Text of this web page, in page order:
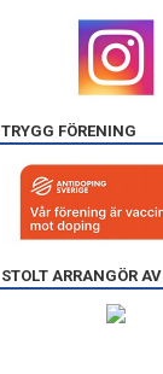
TRYGG FÖRENING
STOLT ARRANGÖR AV